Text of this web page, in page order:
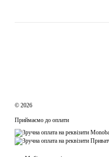
© 2026
Приймаємо до оплати